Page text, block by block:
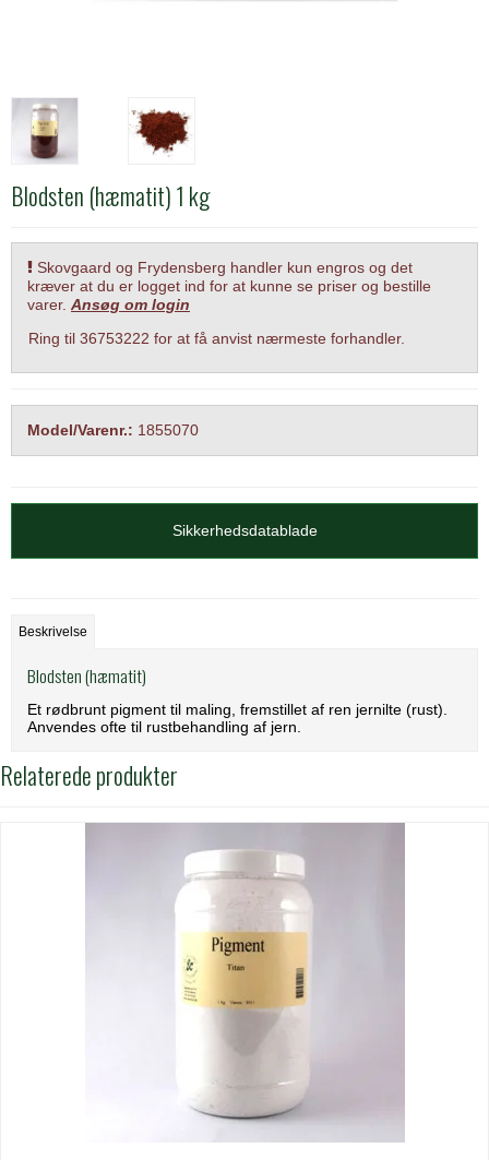
Blodsten (hæmatit) 1 kg
Skovgaard og Frydensberg handler kun engros og det
kræver at du er logget ind for at kunne se priser og bestille
varer. Ansøg om login
Ring til 36753222 for at få anvist nærmeste forhandler.
Model/Varenr.: 1855070
Sikkerhedsdatablade
Beskrivelse
Blodsten (hæmatit)
Et rødbrunt pigment til maling, fremstillet af ren jernilte (rust).
Anvendes ofte til rustbehandling af jern.
Relaterede produkter